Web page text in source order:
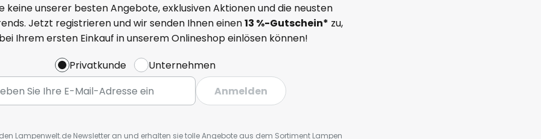
keine unserer besten Angebote, exklusiven Aktionen und die neusten
Jetzt registrieren und wir senden Ihnen einen13 %-Gutschein* zu,
Ihrem ersten Einkauf in unserem Onlineshop einlösen können!
Privatkunde
Unternehmen
Anmelden
Lampenwelt.de Newsletter an und erhalten sie tolle Angebote aus dem Sortiment Lampen